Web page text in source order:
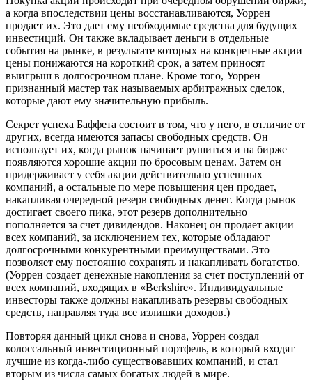
а когда впоследствии цены восстанавливаются, Уоррен
продает их. Это дает ему необходимые средства для будущих
инвестиций. Он также вкладывает деньги в отдельные
события на рынке, в результате которых на конкретные акции
цены понижаются на короткий срок, а затем приносят
выигрыш в долгосрочном плане. Кроме того, Уоррен
признанный мастер так называемых арбитражных сделок,
которые дают ему значительную прибыль.
Секрет успеха Баффета состоит в том, что у него, в отличие от
других, всегда имеются запасы свободных средств. Он
использует их, когда рынок начинает рушиться и на бирже
появляются хорошие акции по бросовым ценам. Затем он
придерживает у себя акции действительно успешных
компаний, а остальные по мере повышения цен продает,
накапливая очередной резерв свободных денег. Когда рынок
достигает своего пика, этот резерв дополнительно
пополняется за счет дивидендов. Наконец он продает акции
всех компаний, за исключением тех, которые обладают
долгосрочными конкурентными преимуществами. Это
позволяет ему постоянно сохранять и накапливать богатство.
(Уоррен создает денежные накопления за счет поступлений от
всех компаний, входящих в «Berkshire». Индивидуальные
инвесторы также должны накапливать резервы свободных
средств, направляя туда все излишки доходов.)
Повторяя данный цикл снова и снова, Уоррен создал
колоссальный инвестиционный портфель, в который входят
лучшие из когда-либо существовавших компаний, и стал
вторым из числа самых богатых людей в мире.